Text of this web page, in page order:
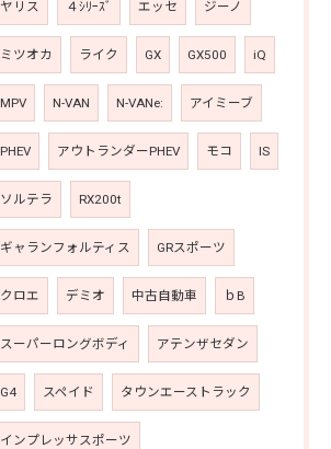
ヤリス ４ｼﾘｰｽﾞ エッセ ジーノ
ミツオカ ライク GX GX500 iQ
MPV N-VAN N-VANe: アイミーブ
PHEV アウトランダーPHEV モコ IS
ソルテラ RX200t
ギャランフォルティス GRスポーツ
クロエ デミオ 中古自動車 ｂB
スーパーロングボディ アテンザセダン
G4 スペイド タウンエーストラック
インプレッサスポーツ